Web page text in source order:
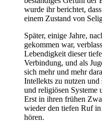
wurde ihr berichtet,
einem Zustand von
Später, einige Jahre,
gekommen war,
Lebendigkeit dieser
Verbindung, und als
sich mehr und mehr
Intellekts zu nutzen
und religiösen Systeme
Erst in ihren frühen
wieder den tiefen Ruf
hören.